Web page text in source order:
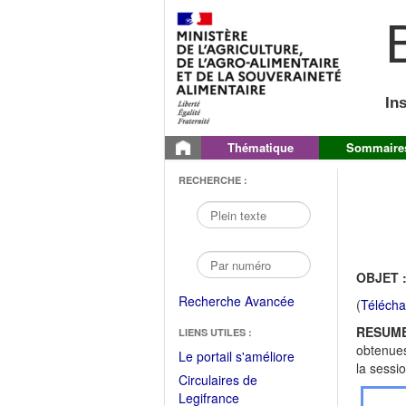
Thématique
RECHERCHE :
Recherche Avancée
LIENS UTILES :
Le portail s'améliore(Fichier
Circulaires de
Legifrance(Ouvrir
OBJET
(
la